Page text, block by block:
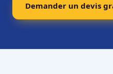
Demander un devis